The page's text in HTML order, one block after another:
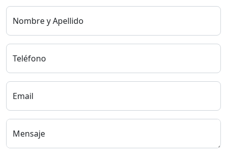
Nombre y Apellido
Teléfono
Email
Mensaje